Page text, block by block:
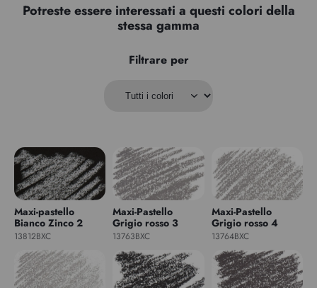
Potreste essere interessati a questi colori della
stessa gamma
Filtrare per
Maxi-pastello
Bianco Zinco 2
13812BXC
Maxi-Pastello
Grigio rosso 3
13763BXC
Maxi-Pastello
Grigio rosso 4
13764BXC